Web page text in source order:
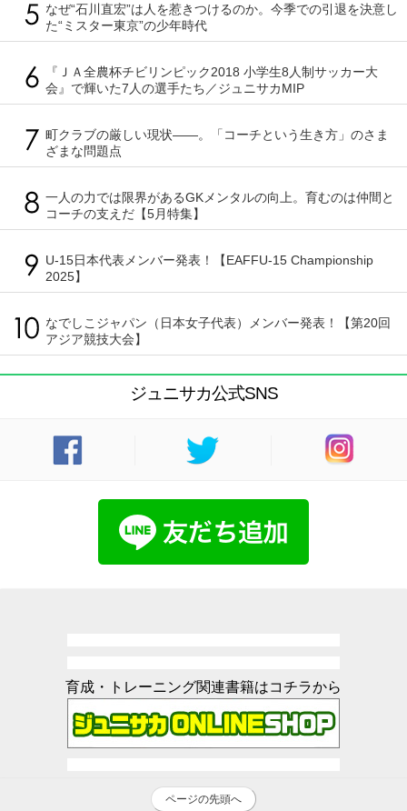
なぜ“石川直宏”は人を惹きつけるのか。今季での引退を決意し
た“ミスター東京”の少年時代
『ＪＡ全農杯チビリンピック2018 小学生8人制サッカー大
会』で輝いた7人の選手たち／ジュニサカMIP
町クラブの厳しい現状――。「コーチという生き方」のさま
ざまな問題点
一人の力では限界があるGKメンタルの向上。育むのは仲間と
コーチの支えだ【5月特集】
U-15日本代表メンバー発表！【EAFFU-15 Championship
2025】
なでしこジャパン（日本女子代表）メンバー発表！【第20回
アジア競技大会】
ジュニサカ公式SNS
育成・トレーニング関連書籍はコチラから
ページの先頭へ